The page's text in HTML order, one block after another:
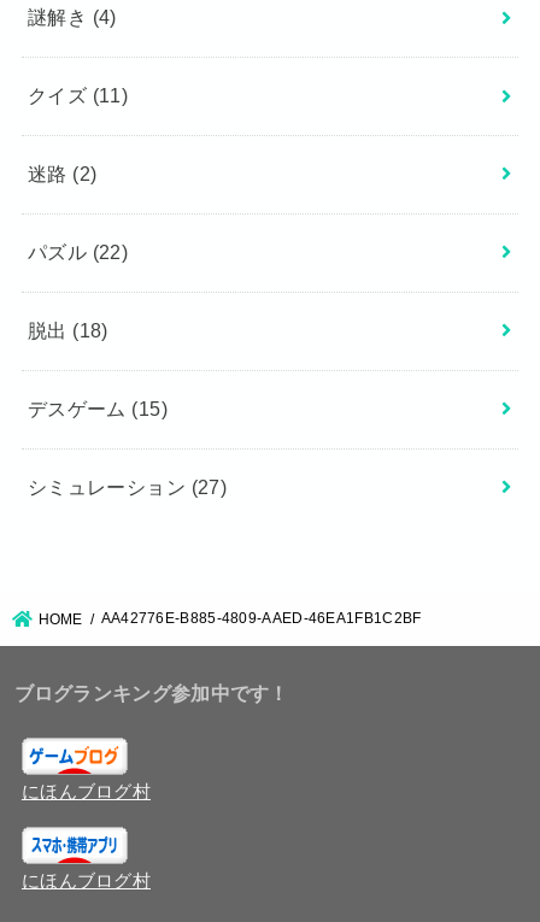
謎解き (4)
クイズ (11)
迷路 (2)
パズル (22)
脱出 (18)
デスゲーム (15)
シミュレーション (27)
HOME AA42776E-B885-4809-AAED-46EA1FB1C2BF
ブログランキング参加中です！
にほんブログ村
にほんブログ村